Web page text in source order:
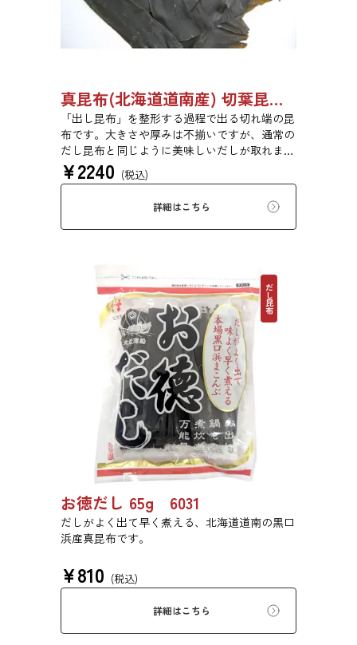
真昆布(北海道道南産) 切葉昆布 500g 【●受注生産品】03110011
「出し昆布」を整形する過程で出る切れ端の昆
布です。大きさや厚みは不揃いですが、通常の
だし昆布と同じように美味しいだしが取れま
す。
¥2240 (税込)
詳細はこちら
だし昆布
お徳だし 65g 6031
だしがよく出て早く煮える、北海道道南の黒口
浜産真昆布です。
¥810 (税込)
詳細はこちら